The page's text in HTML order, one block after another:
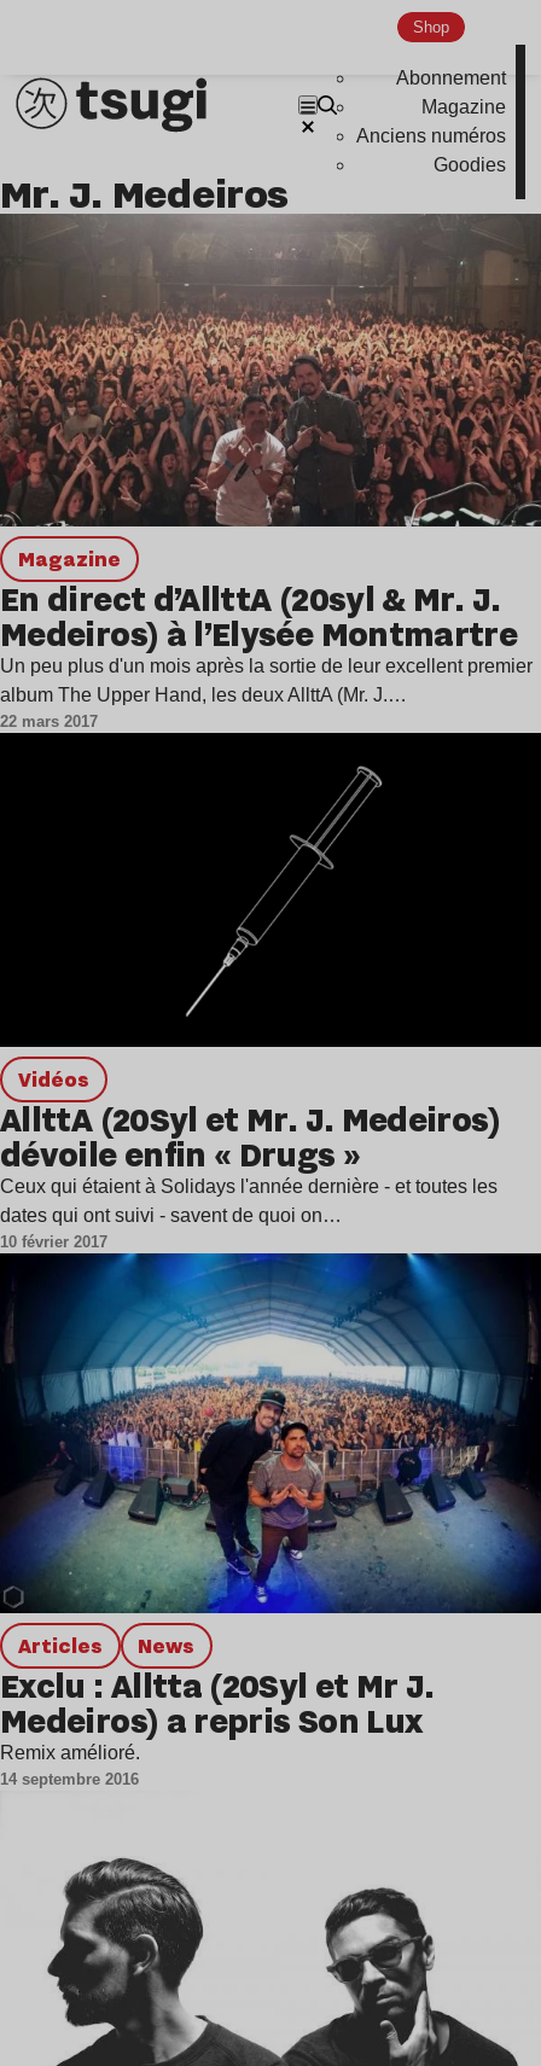
Shop
Abonnement
Magazine
Anciens numéros
Goodies
Mr. J. Medeiros
magazine
En direct d’AllttA (20syl & Mr. J.
Medeiros) à l’Elysée Montmartre
Un peu plus d'un mois après la sortie de leur excellent premier
album The Upper Hand, les deux AllttA (Mr. J.…
22 mars 2017
Vidéos
AllttA (20Syl et Mr. J. Medeiros)
dévoile enfin « Drugs »
Ceux qui étaient à Solidays l'année dernière - et toutes les
dates qui ont suivi - savent de quoi on…
10 février 2017
Articles news
Exclu : Alltta (20Syl et Mr J.
Medeiros) a repris Son Lux
Remix amélioré.
14 septembre 2016